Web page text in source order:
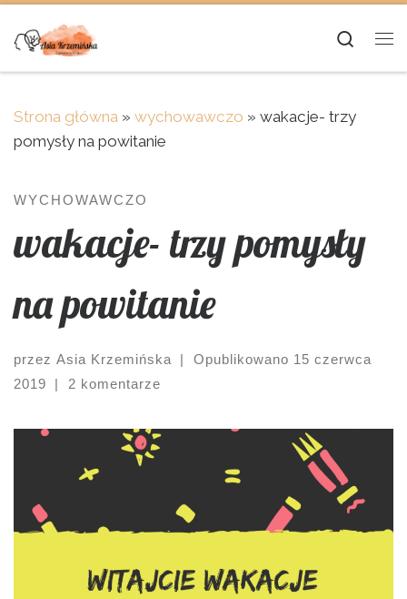
Skip to content
Strona główna » wychowawczo » wakacje- trzy
pomysły na powitanie
WYCHOWAWCZO
wakacje- trzy pomysły
na powitanie
przez Asia Krzemińska | Opublikowano 15 czerwca
2019
| 2 komentarze